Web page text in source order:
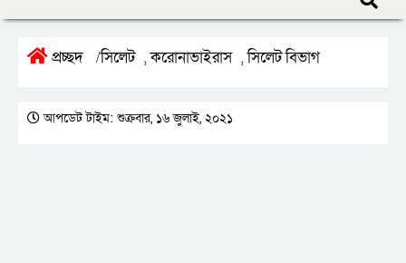
প্রচ্ছদ /সিলেট ,করোনাভাইরাস ,সিলেট বিভাগ
আপডেট টাইম: শুক্রবার, ১৬ জুলাই, ২০২১